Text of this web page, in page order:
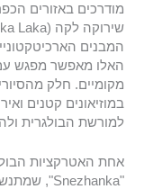
מודרכים באזורים
המבנים
האלו מאפשר מפגש עם
מקומיים. חלק
במוזיאונים קטנים
למורשת הבולגרית
אחת האטרקציות